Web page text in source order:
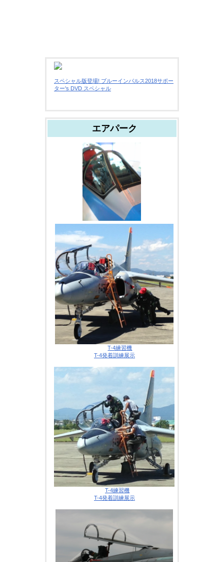
スペシャル版登場! ブルーインパルス2018サポー
ター's DVD スペシャル
エアパーク
T-4練習機
T-4発着訓練展示
T-4練習機
T-4発着訓練展示